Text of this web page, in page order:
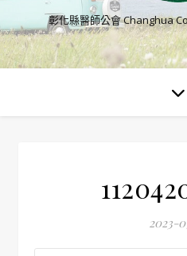
彰化縣醫師公會 Changhua
2023-